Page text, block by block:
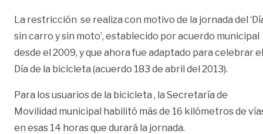
La restricción se realiza con motivo de la jornada del
sin carro y sin moto’, establecido por acuerdo municipal
desde el 2009, y que ahora fue adaptado para celebrar el
Día de la bicicleta (acuerdo 183 de abril del 2013).
Para los usuarios de la bicicleta , la Secretaría de
Movilidad municipal habilitó más de 16 kilómetros de
en esas 14 horas que durará la jornada.